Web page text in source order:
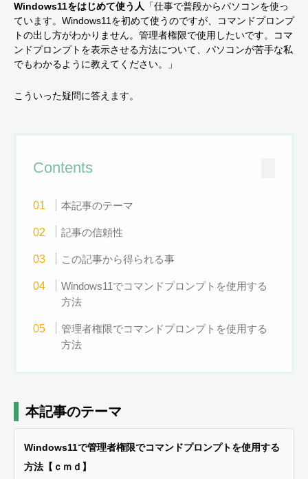
Windows11をはじめて使う人 「仕事で普段からパソコンを使っ
ています。Windows11を初めて使うのですが、コマンドプロンプ
トの出し方がわかりません。管理者権限で使用したいです。コマ
ンドプロンプトを表示させる方法について、パソコンが苦手な私
でもわかるように教えてください。」
こういった疑問に答えます。
Contents
本記事のテーマ
記事の信頼性
この記事から得られる事
Windows11でコマンドプロンプトを使用する
方法
管理者権限でコマンドプロンプトを使用する
方法
本記事のテーマ
Windows11で管理者権限でコマンドプロンプトを使用する
方法【ｃｍｄ】